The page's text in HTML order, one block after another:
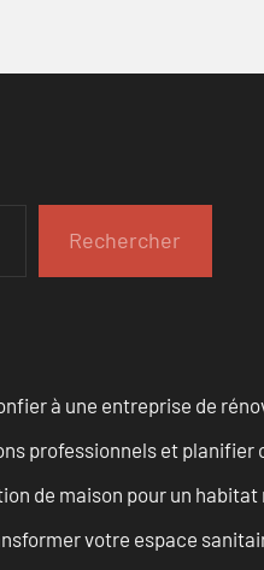
Rechercher
à une entreprise de
professionnels et
de maison pour un habitat
votre espace